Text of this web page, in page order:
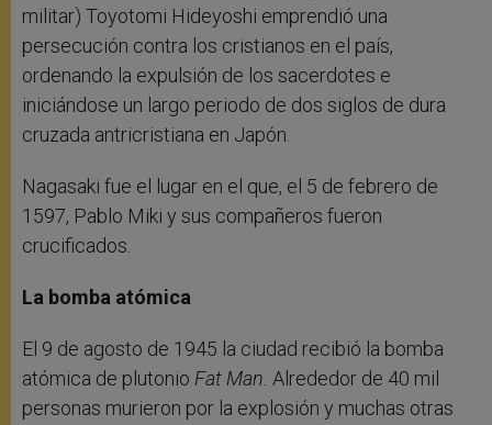
militar) Toyotomi Hideyoshi emprendió una
persecución contra los cristianos en el país,
ordenando la expulsión de los sacerdotes e
iniciándose un largo periodo de dos siglos de dura
cruzada antricristiana en Japón.
Nagasaki fue el lugar en el que, el 5 de febrero de
1597, Pablo Miki y sus compañeros fueron
crucificados.
La bomba atómica
El 9 de agosto de 1945 la ciudad recibió la bomba
atómica de plutonio Fat Man. Alrededor de 40 mil
personas murieron por la explosión y muchas otras